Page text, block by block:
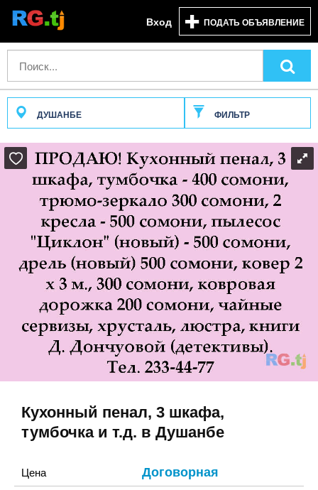
Вход ПОДАТЬ ОБЪЯВЛЕНИЕ
ДУШАНБЕ ФИЛЬТР
Кухонный пенал, 3 шкафа,
тумбочка и т.д. в Душанбе
Цена Договорная